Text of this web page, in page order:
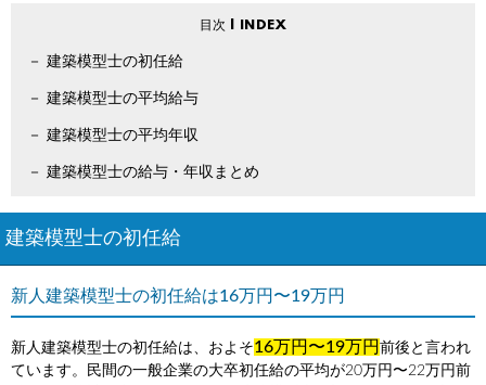
建築模型士の初任給
建築模型士の平均給与
建築模型士の平均年収
建築模型士の給与・年収まとめ
建築模型士の初任給
新人建築模型士の初任給は16万円〜19万円
新人建築模型士の初任給は、およそ16万円〜19万円 前後と言われ
ています。民間の一般企業の大卒初任給の平均が20万円〜22万円前